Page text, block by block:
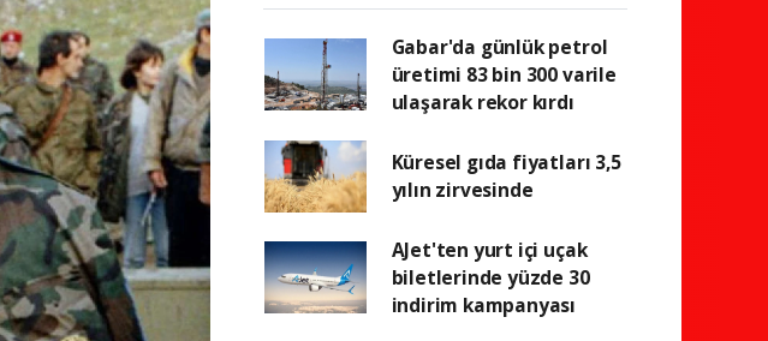
Gabar'da günlük petrol
üretimi 83 bin 300 varile
ulaşarak rekor kırdı
Küresel gıda fiyatları 3,5
yılın zirvesinde
AJet'ten yurt içi uçak
biletlerinde yüzde 30
indirim kampanyası